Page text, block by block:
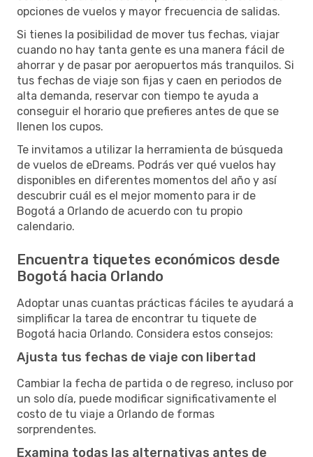
opciones de vuelos y mayor frecuencia de salidas.
Si tienes la posibilidad de mover tus fechas, viajar
cuando no hay tanta gente es una manera fácil de
ahorrar y de pasar por aeropuertos más tranquilos. Si
tus fechas de viaje son fijas y caen en periodos de
alta demanda, reservar con tiempo te ayuda a
conseguir el horario que prefieres antes de que se
llenen los cupos.
Te invitamos a utilizar la herramienta de búsqueda
de vuelos de eDreams. Podrás ver qué vuelos hay
disponibles en diferentes momentos del año y así
descubrir cuál es el mejor momento para ir de
Bogotá a Orlando de acuerdo con tu propio
calendario.
Encuentra tiquetes económicos desde
Bogotá hacia Orlando
Adoptar unas cuantas prácticas fáciles te ayudará a
simplificar la tarea de encontrar tu tiquete de
Bogotá hacia Orlando. Considera estos consejos:
Ajusta tus fechas de viaje con libertad
Cambiar la fecha de partida o de regreso, incluso por
un solo día, puede modificar significativamente el
costo de tu viaje a Orlando de formas
sorprendentes.
Examina todas las alternativas antes de